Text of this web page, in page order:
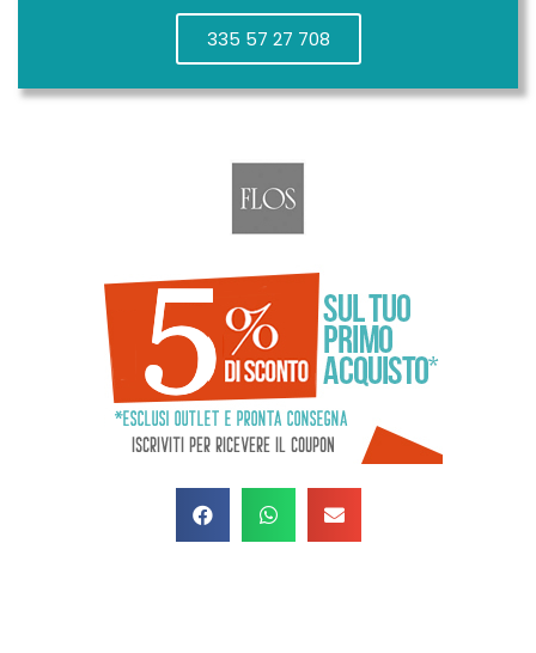
335 57 27 708